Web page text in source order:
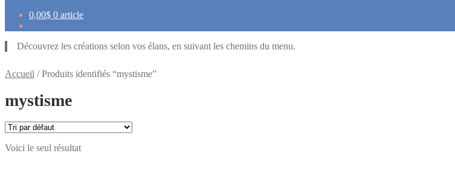
0,00$ 0 article
Découvrez les créations selon vos élans, en suivant les chemins du menu.
Accueil /Produits identifiés “mystisme”
mystisme
Voici le seul résultat